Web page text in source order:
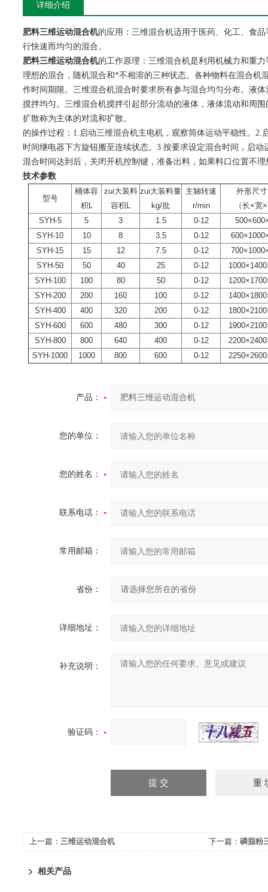
详细介绍
肥料三维运动混合机的应用：三维混合机适用于医药、化工、食
行快速而均匀的混合。
肥料三维运动混合机的工作原理：三维混合机是利用机械力和重
理想的混合，随机混合和*不相溶的三种状态。各种物料在混合
作时间期限。三维混合机混合时要求所有参与混合均匀分布。液
搅拌均匀。三维混合机搅拌引起部分流动的液体，液体流动和周
扩散称为主体的对流和扩散。
的操作过程：1.启动三维混合机主电机，观察筒体运动平稳性。
时间继电器下方旋钮搬至连续状态。3.按要求设定混合时间，启
混合时间达到后，关闭开机控制键，准备出料，如果料口位置不
技术参数
型号
桶体容
积L
zui大装料
容积L
zui大装料量
kg/批
主轴转速
r/min
外形尺
（长×宽
SYH-5
5 3 1.5 0-12
SYH-10
10 8 3.5 0-12
SYH-15
15 12 7.5 0-12
SYH-50
50 40 25 0-12
SYH-100
100 80 50 0-12
SYH-200
200 160 100 0-12
SYH-400
400 320 200 0-12
SYH-600
600 480 300 0-12
SYH-800
800 640 400 0-12
SYH-1000
1000 800 600 0-12
产品：
您的单位：
您的姓名：
联系电话：
常用邮箱：
省份：
详细地址：
补充说明：
验证码：
上一篇： 三维运动混合机 下一篇： 磷脂粉
相关产品